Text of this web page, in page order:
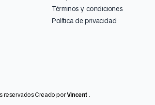
Términos y condiciones
Política de privacidad
reservados Creado porVincent .